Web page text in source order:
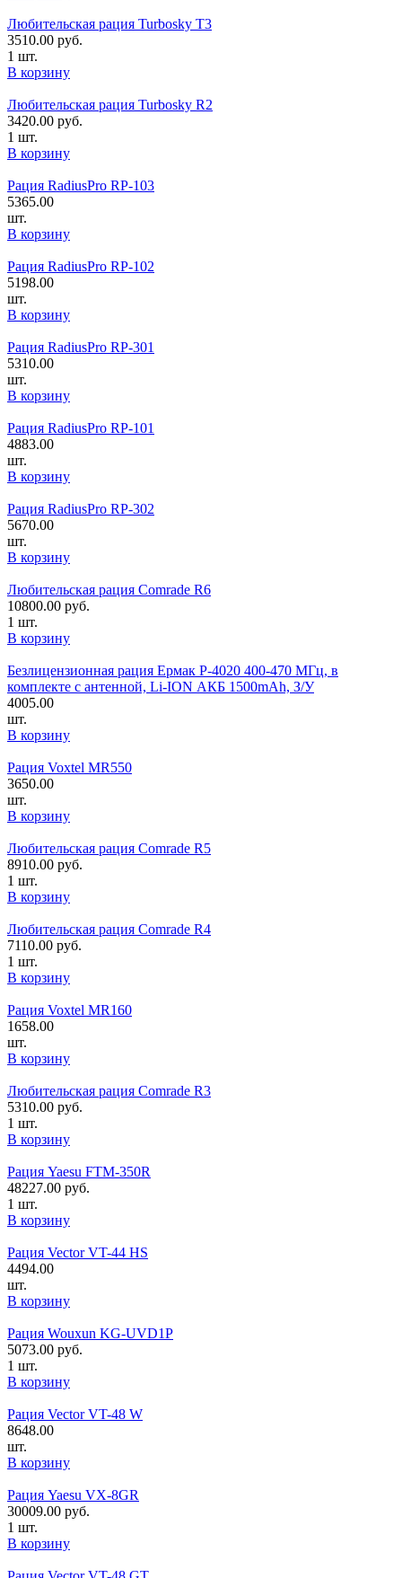
Любительская рация Turbosky T3
3510.00 руб.
1 шт.
В корзину
Любительская рация Turbosky R2
3420.00 руб.
1 шт.
В корзину
Рация RadiusPro RP-103
5365.00
шт.
В корзину
Рация RadiusPro RP-102
5198.00
шт.
В корзину
Рация RadiusPro RP-301
5310.00
шт.
В корзину
Рация RadiusPro RP-101
4883.00
шт.
В корзину
Рация RadiusPro RP-302
5670.00
шт.
В корзину
Любительская рация Comrade R6
10800.00 руб.
1 шт.
В корзину
Безлицензионная рация Ермак P-4020 400-470 MГц, в
комплекте с антенной, Li-ION АКБ 1500mAh, З/У
4005.00
шт.
В корзину
Рация Voxtel MR550
3650.00
шт.
В корзину
Любительская рация Comrade R5
8910.00 руб.
1 шт.
В корзину
Любительская рация Comrade R4
7110.00 руб.
1 шт.
В корзину
Рация Voxtel MR160
1658.00
шт.
В корзину
Любительская рация Comrade R3
5310.00 руб.
1 шт.
В корзину
Рация Yaesu FTM-350R
48227.00 руб.
1 шт.
В корзину
Рация Vector VT-44 HS
4494.00
шт.
В корзину
Рация Wouxun KG-UVD1P
5073.00 руб.
1 шт.
В корзину
Рация Vector VT-48 W
8648.00
шт.
В корзину
Рация Yaesu VX-8GR
30009.00 руб.
1 шт.
В корзину